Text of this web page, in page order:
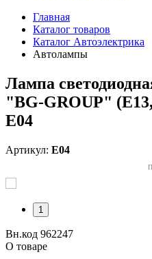
Главная
Каталог товаров
Каталог Автоэлектрика
Автолампы
Лампа
"BG-GROUP"
E04
Артикул: E04
1
Вн.код 962247
О товаре